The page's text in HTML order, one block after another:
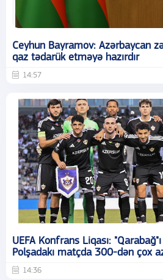
Ceyhun Bayramov: Azərbaycan
qaz tədarük etməyə hazırdır
14:57
UEFA Konfrans Liqası:
Polşadakı matçda 300-dən çox
14:36